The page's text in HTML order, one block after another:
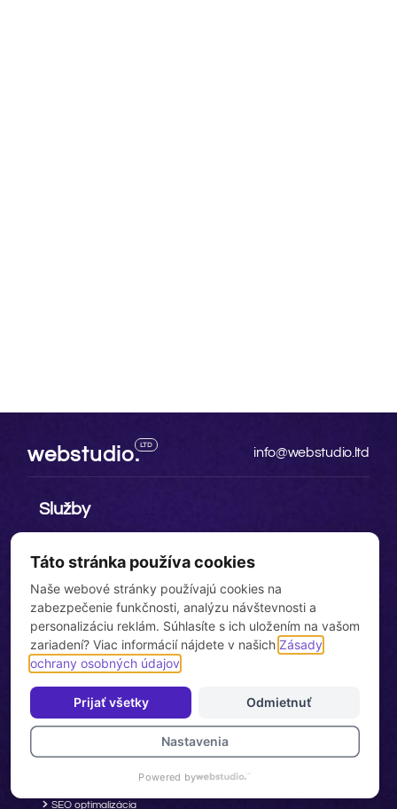
webstudio.LTD info@webstudio.ltd
Služby
Tvorba e-shopov
SEO web stránok
Servis web stránok
Wordpress pluginy
Odkazy
Tvorba firemných web stránok
SEO optimalizácia
Táto stránka používa cookies
Naše webové stránky používajú cookies na
zabezpečenie funkčnosti, analýzu návštevnosti a
personalizáciu reklám. Súhlasíte s ich uložením na vašom
zariadení? Viac informácií nájdete v našich Zásady
ochrany osobných údajov
Prijať všetky Odmietnuť
Nastavenia
Powered by